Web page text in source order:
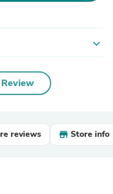
expand_more
reviews Store info